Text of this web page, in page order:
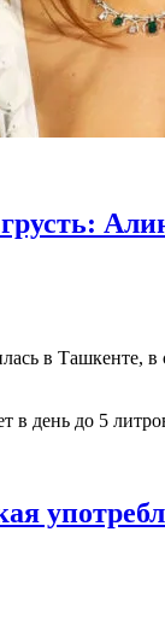
в Ташкенте, в